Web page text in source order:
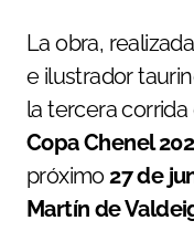
La obra,
e ilustrador
la tercera
Copa Chenel
próximo27 de
Martín de